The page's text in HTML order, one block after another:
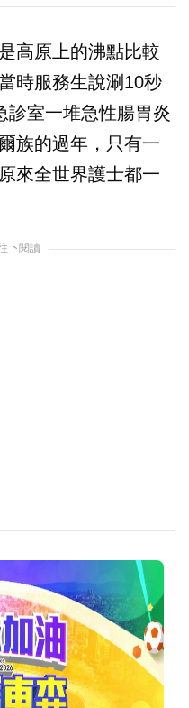
高原上的沸點比較
時服務生說涮10秒
診室一堆急性腸胃炎
族的過年，只有一
來全世界護士都一
下閱讀